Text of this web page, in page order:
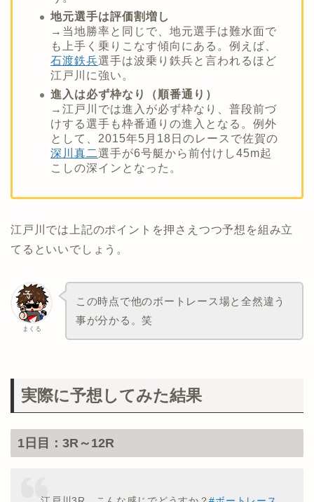
地元選手は評価割増し
→当地勝率と同じで、地元選手は難水面で
も上手く乗りこなす傾向にある。例えば、
石渡鉄兵選手は波乗り鉄兵と言われるほど
江戸川に強い。
進入は必ず枠なり（順番通り）
→江戸川では進入が必ず枠なり、普段前づ
けする選手も枠番通りの進入となる。例外
として、2015年5月18日のレースで佐賀の
深川真二選手が6号艇から前付けし45m起
こしの深インとなった。
江戸川では上記のポイントを押さえつつ予想を組み立
てるといいでしょう。
まくる
この時点で他のボートレース場と全然違う
事が分かる。笑
実際に予想してみた結果
1日目：3R～12R